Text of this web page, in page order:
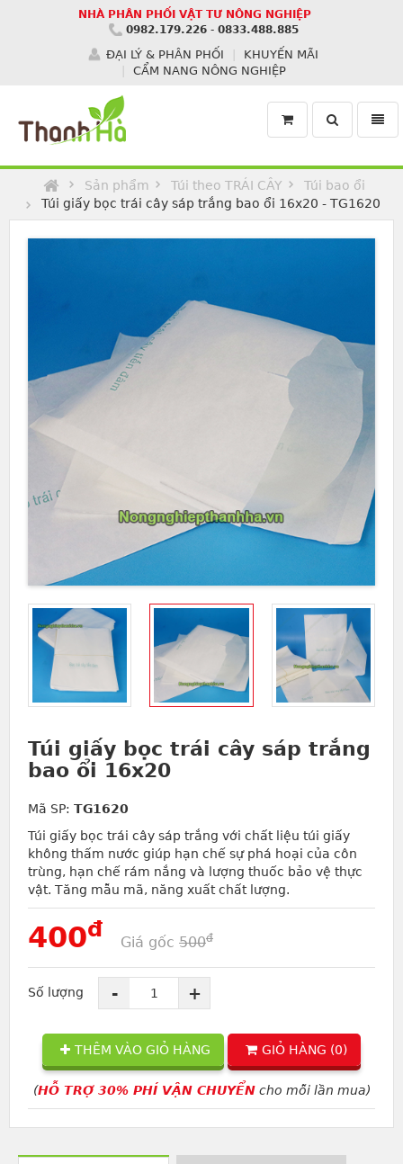
NHÀ PHÂN PHỐI VẬT TƯ NÔNG NGHIỆP
0982.179.226 - 0833.488.885
ĐẠI LÝ & PHÂN PHỐI
KHUYẾN MÃI
CẨM NANG NÔNG NGHIỆP
Toggle
search
Sản phẩm Túi theo TRÁI CÂY
Túi bao ổi
Túi giấy bọc trái cây sáp trắng bao ổi 16x20 - TG1620
Túi giấy bọc trái cây sáp trắng
bao ổi 16x20
Mã SP: TG1620
Túi giấy bọc trái cây sáp trắng với chất liệu túi giấy
không thấm nước giúp hạn chế sự phá hoại của côn
trùng, hạn chế rám nắng và lượng thuốc bảo vệ thực
vật. Tăng mẫu mã, năng xuất chất lượng.
400đ
Giá gốc 500đ
Số lượng - +
THÊM VÀO GIỎ HÀNG GIỎ HÀNG (0)
(HỖ TRỢ 30% PHÍ VẬN CHUYỂNcho mỗi lần mua)